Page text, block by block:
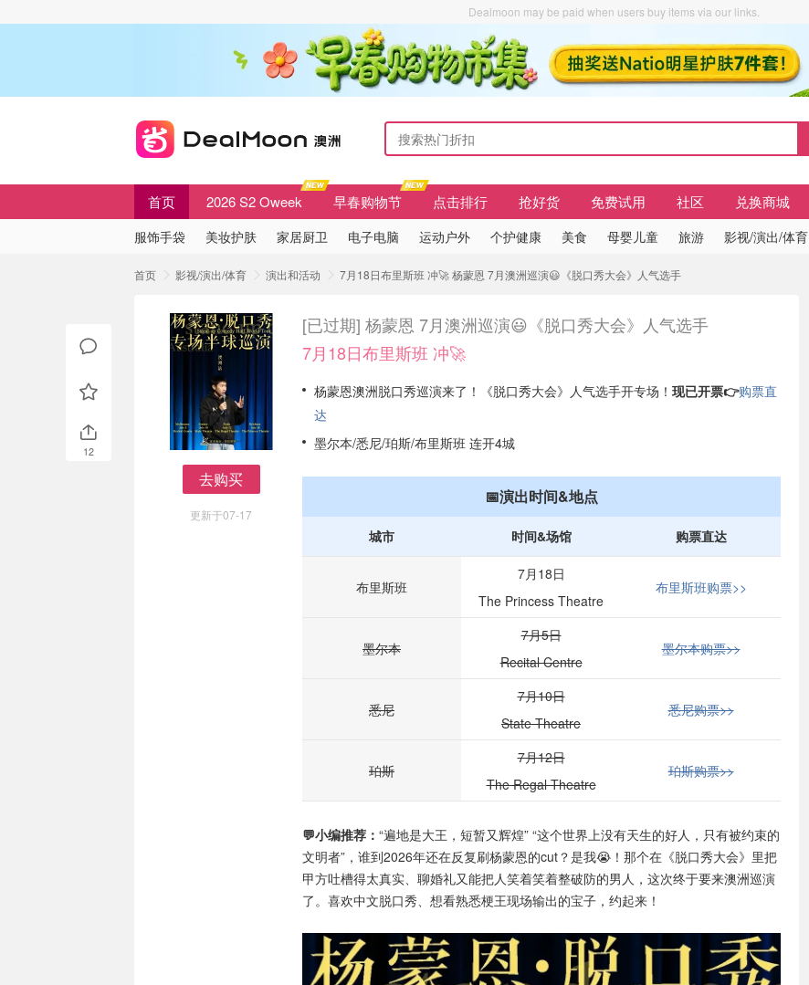
Dealmoon may be paid when users buy items via our links.
首页 2026 S2 Oweek 早春购物节 点击排行 抢好货 免费试用 社区 兑换商城
服饰手袋 美妆护肤 家居厨卫 电子电脑 运动户外 个护健康 美食 母婴儿童 旅游 影视/演出/体育
首页 影视/演出/体育 演出和活动 7月18日布里斯班 冲🚀 杨蒙恩 7月澳洲巡演😃《脱口秀大会》人气选手
去购买
更新于07-17
[已过期] 杨蒙恩 7月澳洲巡演😃《脱口秀大会》人气选手
7月18日布里斯班 冲🚀
杨蒙恩澳洲脱口秀巡演来了！《脱口秀大会》人气选手开专场！ 现已开票👉购票直
达
墨尔本/悉尼/珀斯/布里斯班 连开4城
📅演出时间&地点
城市 时间&场馆 购票直达
布里斯班
7月18日
The Princess Theatre
布里斯班购票>>
墨尔本
7月5日
Recital Centre
墨尔本购票>>
悉尼
7月10日
State Theatre
悉尼购票>>
珀斯
7月12日
The Regal Theatre
珀斯购票>>
💬小编推荐： “遍地是大王，短暂又辉煌” “这个世界上没有天生的好人，只有被约束的
文明者”，谁到2026年还在反复刷杨蒙恩的cut？是我😭！那个在《脱口秀大会》里把
甲方吐槽得太真实、聊婚礼又能把人笑着笑着整破防的男人，这次终于要来澳洲巡演
了。喜欢中文脱口秀、想看熟悉梗王现场输出的宝子，约起来！
12